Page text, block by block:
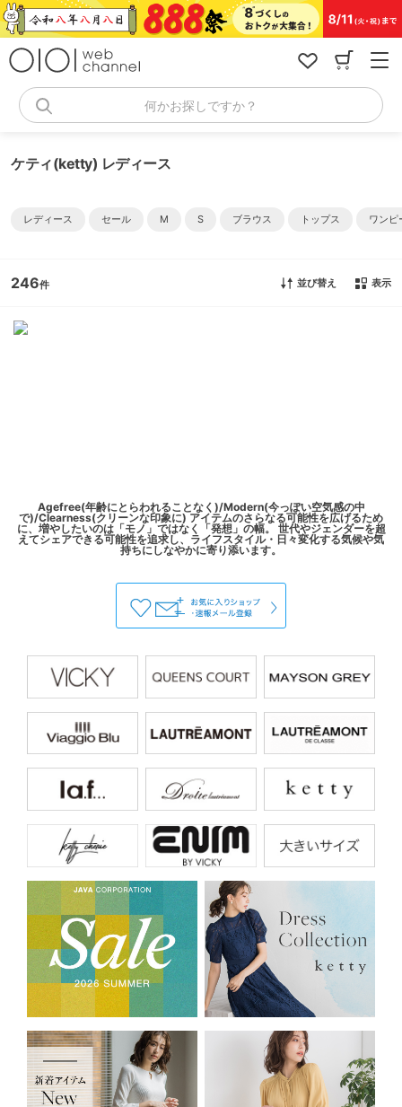
コ
ン
何かお探しですか？
ケティ(ketty) レディース
レディース セール M S ブラウス トップス ワンピ
246 並び替え 表示
Agefree(年齢にとらわれることなく)/Modern(今っぽい空気感の中
で)/Clearness(クリーンな印象に) アイテムのさらなる可能性を広げるため
に、増やしたいのは「モノ」ではなく「発想」の幅。 世代やジェンダーを超
えてシェアできる可能性を追求し、ライフスタイル・日々変化する気候や気